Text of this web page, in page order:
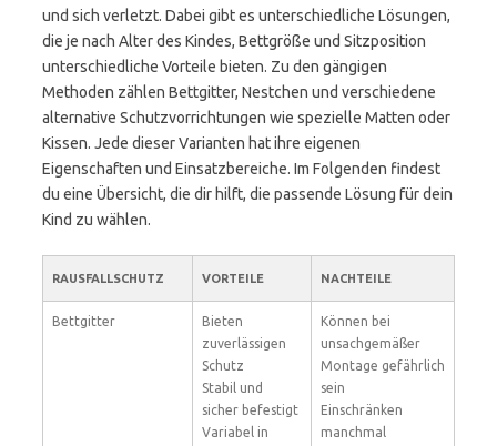
und sich verletzt. Dabei gibt es unterschiedliche Lösungen,
die je nach Alter des Kindes, Bettgröße und Sitzposition
unterschiedliche Vorteile bieten. Zu den gängigen
Methoden zählen Bettgitter, Nestchen und verschiedene
alternative Schutzvorrichtungen wie spezielle Matten oder
Kissen. Jede dieser Varianten hat ihre eigenen
Eigenschaften und Einsatzbereiche. Im Folgenden findest
du eine Übersicht, die dir hilft, die passende Lösung für dein
Kind zu wählen.
RAUSFALLSCHUTZ VORTEILE NACHTEILE
Bettgitter
Bieten
zuverlässigen
Schutz
Stabil und
sicher befestigt
Variabel in
Können bei
unsachgemäßer
Montage gefährlich
sein
Einschränken
manchmal